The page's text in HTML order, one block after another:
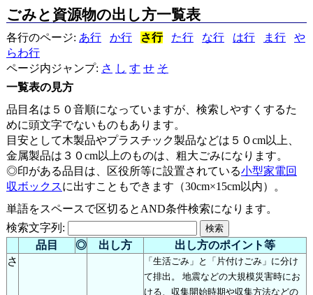
ごみと資源物の出し方一覧表
各行のページ: あ行 か行 さ行 た行 な行 は行 ま行
や
らわ行
ページ内ジャンプ: さ し す せ そ
一覧表の見方
品目名は５０音順になっていますが、検索しやすくするた
めに頭文字でないものもあります。
目安として木製品やプラスチック製品などは５０cm以上、
金属製品は３０cm以上のものは、粗大ごみになります。
◎印がある品目は、区役所等に設置されている小型家電回
収ボックスに出すこともできます（30cm×15cm以内）。
単語をスペースで区切るとAND条件検索になります。
検索文字列:
品目
◎ 出し方
出し方のポイント等
さ
「生活ごみ」と「片付けごみ」に分け
て排出。 地震などの大規模災害時にお
ける、収集開始時期や収集方法などの